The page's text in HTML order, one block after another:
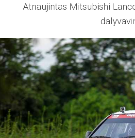
Atnaujintas Mitsubishi